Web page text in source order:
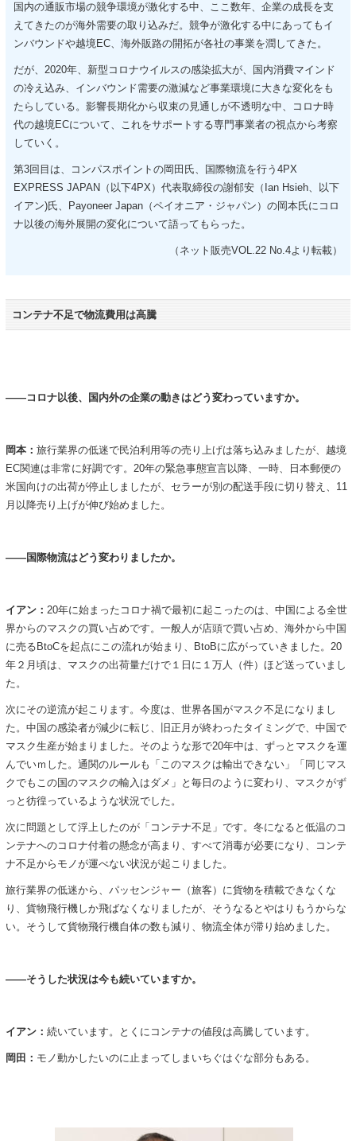
国内の通販市場の競争環境が激化する中、ここ数年、企業の成長を支
えてきたのが海外需要の取り込みだ。競争が激化する中にあってもイ
ンバウンドや越境EC、海外販路の開拓が各社の事業を潤してきた。
だが、2020年、新型コロナウイルスの感染拡大が、国内消費マインド
の冷え込み、インバウンド需要の激減など事業環境に大きな変化をも
たらしている。影響長期化から収束の見通しが不透明な中、コロナ時
代の越境ECについて、これをサポートする専門事業者の視点から考察
していく。
第3回目は、コンパスポイントの岡田氏、国際物流を行う4PX
EXPRESS JAPAN（以下4PX）代表取締役の謝郁安（Ian Hsieh、以下
イアン)氏、Payoneer Japan（ペイオニア・ジャパン）の岡本氏にコロ
ナ以後の海外展開の変化について語ってもらった。
（ネット販売VOL.22 No.4より転載）
コンテナ不足で物流費用は高騰
――コロナ以後、国内外の企業の動きはどう変わっていますか。
岡本： 旅行業界の低迷で民泊利用等の売り上げは落ち込みましたが、越境
EC関連は非常に好調です。20年の緊急事態宣言以降、一時、日本郵便の
米国向けの出荷が停止しましたが、セラーが別の配送手段に切り替え、11
月以降売り上げが伸び始めました。
――国際物流はどう変わりましたか。
イアン： 20年に始まったコロナ禍で最初に起こったのは、中国による全世
界からのマスクの買い占めです。一般人が店頭で買い占め、海外から中国
に売るBtoCを起点にこの流れが始まり、BtoBに広がっていきました。20
年２月頃は、マスクの出荷量だけで１日に１万人（件）ほど送っていまし
た。
次にその逆流が起こります。今度は、世界各国がマスク不足になりまし
た。中国の感染者が減少に転じ、旧正月が終わったタイミングで、中国で
マスク生産が始まりました。そのような形で20年中は、ずっとマスクを運
んでいｍした。通関のルールも「このマスクは輸出できない」「同じマス
クでもこの国のマスクの輸入はダメ」と毎日のように変わり、マスクがず
っと彷徨っているような状況でした。
次に問題として浮上したのが「コンテナ不足」です。冬になると低温のコ
ンテナへのコロナ付着の懸念が高まり、すべて消毒が必要になり、コンテ
ナ不足からモノが運べない状況が起こりました。
旅行業界の低迷から、パッセンジャー（旅客）に貨物を積載できなくな
り、貨物飛行機しか飛ばなくなりましたが、そうなるとやはりもうからな
い。そうして貨物飛行機自体の数も減り、物流全体が滞り始めました。
――そうした状況は今も続いていますか。
イアン： 続いています。とくにコンテナの値段は高騰しています。
岡田： モノ動かしたいのに止まってしまいちぐはぐな部分もある。